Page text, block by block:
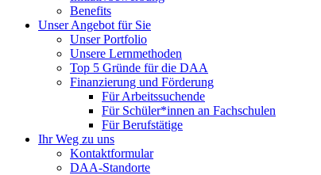
Benefits
Unser Angebot für Sie
Unser Portfolio
Unsere Lernmethoden
Top 5 Gründe für die DAA
Finanzierung und Förderung
Für Arbeitssuchende
Für Schüler*innen an Fachschulen
Für Berufstätige
Ihr Weg zu uns
Kontaktformular
DAA-Standorte